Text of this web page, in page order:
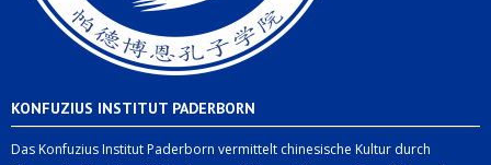
KONFUZIUS INSTITUT PADERBORN
Das Konfuzius Institut Paderborn vermittelt chinesische Kultur durch